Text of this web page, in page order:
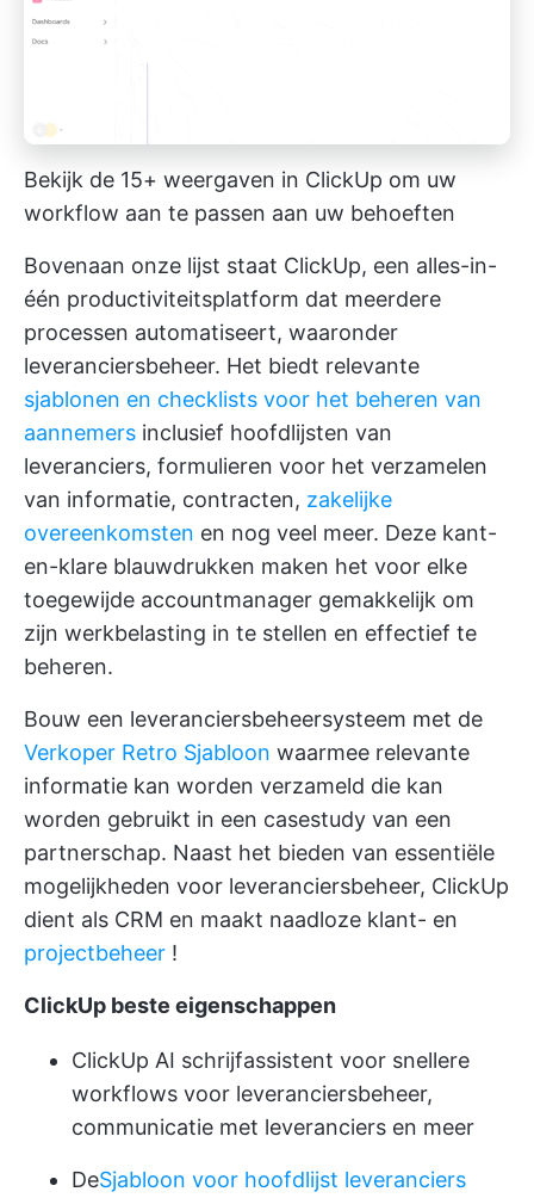
Bekijk de 15+ weergaven in ClickUp om uw
workflow aan te passen aan uw behoeften
Bovenaan onze lijst staat ClickUp, een alles-in-
één productiviteitsplatform dat meerdere
processen automatiseert, waaronder
leveranciersbeheer. Het biedt relevante
sjablonen en checklists voor het beheren van
aannemers inclusief hoofdlijsten van
leveranciers, formulieren voor het verzamelen
van informatie, contracten, zakelijke
overeenkomsten en nog veel meer. Deze kant-
en-klare blauwdrukken maken het voor elke
toegewijde accountmanager gemakkelijk om
zijn werkbelasting in te stellen en effectief te
beheren.
Bouw een leveranciersbeheersysteem met de
Verkoper Retro Sjabloon waarmee relevante
informatie kan worden verzameld die kan
worden gebruikt in een casestudy van een
partnerschap. Naast het bieden van essentiële
mogelijkheden voor leveranciersbeheer, ClickUp
dient als CRM en maakt naadloze klant- en
projectbeheer !
ClickUp beste eigenschappen
ClickUp AI schrijfassistent voor snellere
workflows voor leveranciersbeheer,
communicatie met leveranciers en meer
DeSjabloon voor hoofdlijst leveranciers